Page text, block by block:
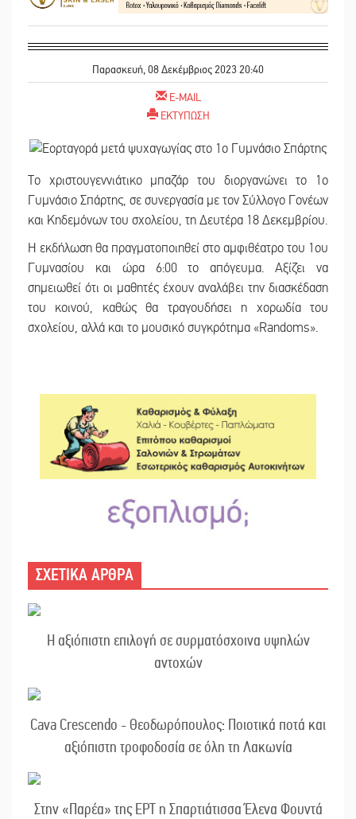
Παρασκευή, 08 Δεκέμβριος 2023 20:40
E-MAIL
ΕΚΤΥΠΩΣΗ
Το χριστουγεννιάτικο μπαζάρ του διοργανώνει το 1ο
Γυμνάσιο Σπάρτης, σε συνεργασία με τον Σύλλογο Γονέων
και Κηδεμόνων του σχολείου, τη Δευτέρα 18 Δεκεμβρίου.
Η εκδήλωση θα πραγματοποιηθεί στο αμφιθέατρο του 1ου
Γυμνασίου και ώρα 6:00 το απόγευμα. Αξίζει να
σημειωθεί ότι οι μαθητές έχουν αναλάβει την διασκέδαση
του κοινού, καθώς θα τραγουδήσει η χορωδία του
σχολείου, αλλά και το μουσικό συγκρότημα «Randoms».
ΣΧΕΤΙΚΑ ΑΡΘΡΑ
Η αξιόπιστη επιλογή σε συρματόσχοινα υψηλών
αντοχών
Cava Crescendo - Θεοδωρόπουλος: Ποιοτικά ποτά και
αξιόπιστη τροφοδοσία σε όλη τη Λακωνία
Στην «Παρέα» της ΕΡΤ η Σπαρτιάτισσα Έλενα Φουντά